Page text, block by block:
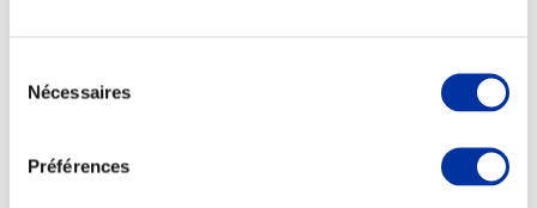
Nécessaires
Préférences